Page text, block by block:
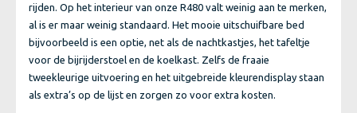
rijden. Op het interieur van onze R480 valt weinig aan te merken,
al is er maar weinig standaard. Het mooie uitschuifbare bed
bijvoorbeeld is een optie, net als de nachtkastjes, het tafeltje
voor de bijrijderstoel en de koelkast. Zelfs de fraaie
tweekleurige uitvoering en het uitgebreide kleurendisplay staan
als extra’s op de lijst en zorgen zo voor extra kosten.